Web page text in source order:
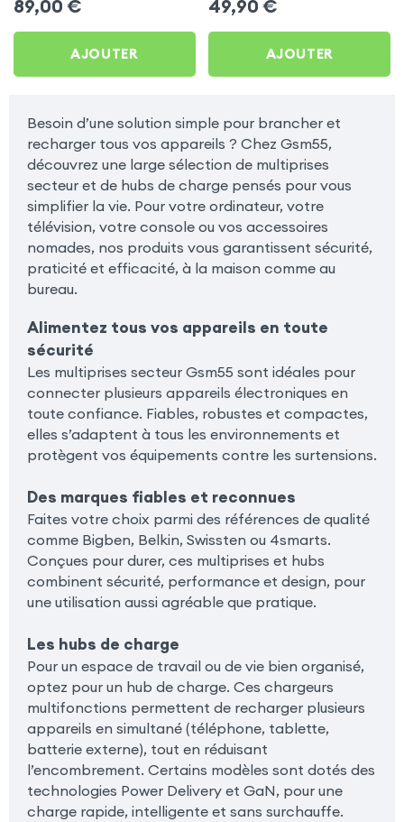
89,00 €
AJOUTER
49,90 €
AJOUTER
Besoin d’une solution simple pour brancher et
recharger tous vos appareils ? Chez Gsm55,
découvrez une large sélection de multiprises
secteur et de hubs de charge pensés pour vous
simplifier la vie. Pour votre ordinateur, votre
télévision, votre console ou vos accessoires
nomades, nos produits vous garantissent sécurité,
praticité et efficacité, à la maison comme au
bureau.
Alimentez tous vos appareils en toute
sécurité
Les multiprises secteur Gsm55 sont idéales pour
connecter plusieurs appareils électroniques en
toute confiance. Fiables, robustes et compactes,
elles s’adaptent à tous les environnements et
protègent vos équipements contre les surtensions.
Des marques fiables et reconnues
Faites votre choix parmi des références de qualité
comme Bigben, Belkin, Swissten ou 4smarts.
Conçues pour durer, ces multiprises et hubs
combinent sécurité, performance et design, pour
une utilisation aussi agréable que pratique.
Les hubs de charge
Pour un espace de travail ou de vie bien organisé,
optez pour un hub de charge. Ces chargeurs
multifonctions permettent de recharger plusieurs
appareils en simultané (téléphone, tablette,
batterie externe), tout en réduisant
l’encombrement. Certains modèles sont dotés des
technologies Power Delivery et GaN, pour une
charge rapide, intelligente et sans surchauffe.